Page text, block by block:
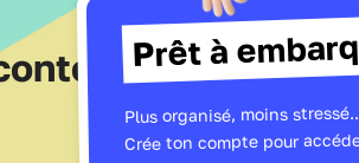
Prêt à
Plus organisé, moins
Crée ton compte pour
- Page